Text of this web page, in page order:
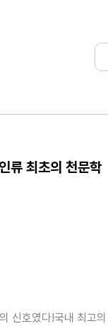
류 최초의 천문학
신호였다!국내 최고의